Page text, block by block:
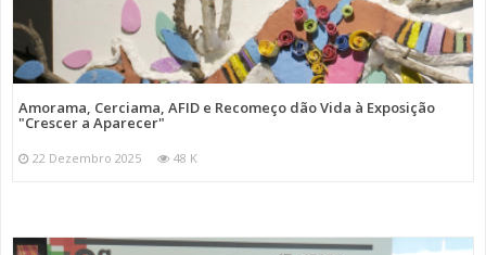
Amorama, Cerciama, AFID e Recomeço dão Vida à Exposição
"Crescer a Aparecer"
22 Dezembro 2025 48 K